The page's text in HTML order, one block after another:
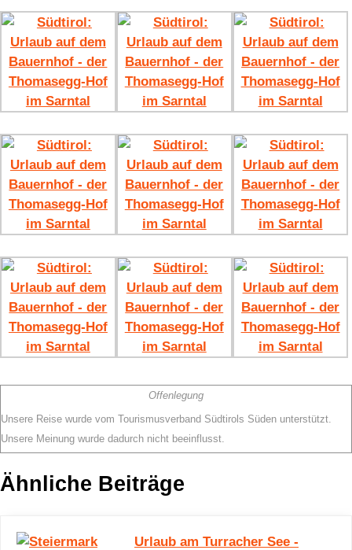
Offenlegung
Unsere Reise wurde vom Tourismusverband Südtirols Süden unterstützt.
Unsere Meinung wurde dadurch nicht beeinflusst.
Ähnliche Beiträge
Urlaub am Turracher See -